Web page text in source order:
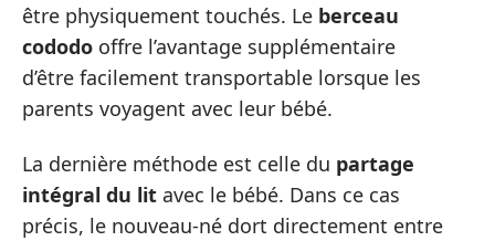
être physiquement touchés. Le berceau
cododo offre l’avantage supplémentaire
d’être facilement transportable lorsque les
parents voyagent avec leur bébé.
La dernière méthode est celle du partage
intégral du lit avec le bébé. Dans ce cas
précis, le nouveau-né dort directement entre